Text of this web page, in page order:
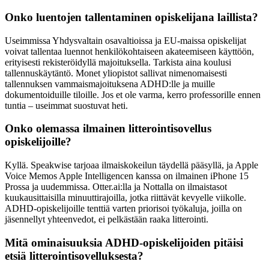
Onko luentojen tallentaminen opiskelijana laillista?
Useimmissa Yhdysvaltain osavaltioissa ja EU-maissa opiskelijat
voivat tallentaa luennot henkilökohtaiseen akateemiseen käyttöön,
erityisesti rekisteröidyllä majoituksella. Tarkista aina koulusi
tallennuskäytäntö. Monet yliopistot sallivat nimenomaisesti
tallennuksen vammaismajoituksena ADHD:lle ja muille
dokumentoiduille tiloille. Jos et ole varma, kerro professorille ennen
tuntia – useimmat suostuvat heti.
Onko olemassa ilmainen litterointisovellus
opiskelijoille?
Kyllä. Speakwise tarjoaa ilmaiskokeilun täydellä pääsyllä, ja Apple
Voice Memos Apple Intelligencen kanssa on ilmainen iPhone 15
Prossa ja uudemmissa. Otter.ai:lla ja Nottalla on ilmaistasot
kuukausittaisilla minuuttirajoilla, jotka riittävät kevyelle viikolle.
ADHD-opiskelijoille tenttiä varten priorisoi työkaluja, joilla on
jäsennellyt yhteenvedot, ei pelkästään raaka litterointi.
Mitä ominaisuuksia ADHD-opiskelijoiden pitäisi
etsiä litterointisovelluksesta?